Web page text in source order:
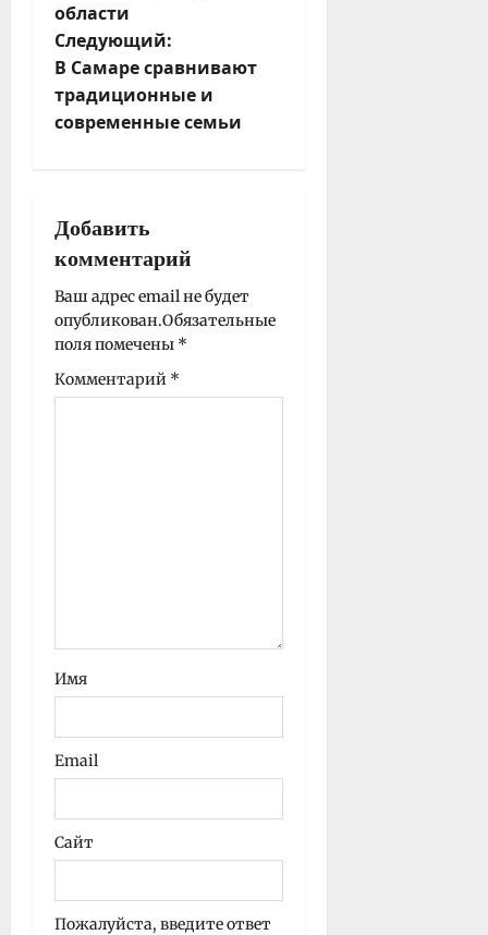
в
и
г
а
ц
а
п
и
с
и
области
Следующий:
В Самаре сравнивают
традиционные и
современные семьи
Добавить
комментарий
Ваш адрес email не будет
опубликован.Обязательные
поля помечены *
Комментарий *
Имя
Email
Сайт
Пожалуйста, введите ответ